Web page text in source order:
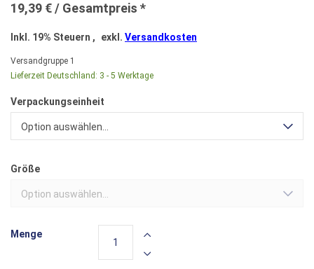
19,39 €
Inkl. 19% Steuern , exkl. Versandkosten
Versandgruppe 1
Lieferzeit Deutschland: 3 - 5 Werktage
Verpackungseinheit
Option auswählen...
Größe
Option auswählen...
Menge